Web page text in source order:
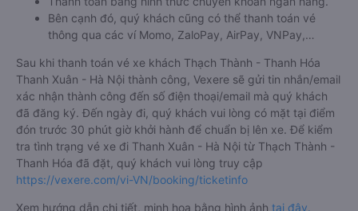
Card, JCB).
Thanh toán bằng thẻ ATM đã đăng ký thanh toán trực
tuyến (Internet Banking).
Thanh toán bằng hình thức chuyển khoản ngân hàng.
Bên cạnh đó, quý khách cũng có thể thanh toán vé
thông qua các ví Momo, ZaloPay, AirPay, VNPay,…
Sau khi thanh toán vé xe khách Thạch Thành - Thanh Hóa
Thanh Xuân - Hà Nội thành công, Vexere sẽ gửi tin nhắn/email
xác nhận thành công đến số điện thoại/email mà quý khách
đã đăng ký. Đến ngày đi, quý khách vui lòng có mặt tại điểm
đón trước 30 phút giờ khởi hành để chuẩn bị lên xe. Để kiểm
tra tình trạng vé xe đi Thanh Xuân - Hà Nội từ Thạch Thành -